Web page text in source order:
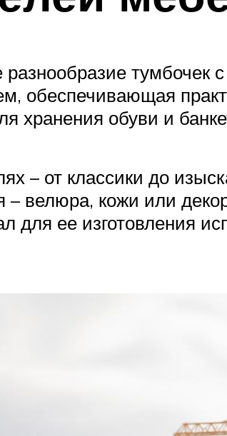
разнообразие
обеспечивающая
обуви и
– от классики до
– велюра, кожи или
для ее изготовления